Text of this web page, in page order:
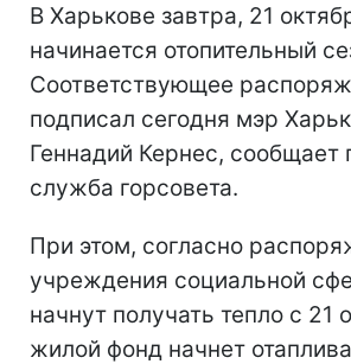
В Харькове завтра, 21
начинается отопительный
Соответствующее
подписал сегодня мэр
Геннадий Кернес, сообщает
служба горсовета.
При этом, согласно
учреждения социальной
начнут получать тепло с 21
жилой фонд начнет